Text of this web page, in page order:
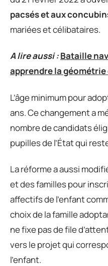
pacsés et aux
mariées et célibataires.
A lire aussi :Bataille
apprendre la
L’âge minimum pour
ans. Ce changement a
nombre de candidats
pupilles de l’État qui
La réforme a aussi
et des familles pour
affectifs de l’enfant
choix de la famille
ne fixe pas de file
vers le projet qui
l’enfant.